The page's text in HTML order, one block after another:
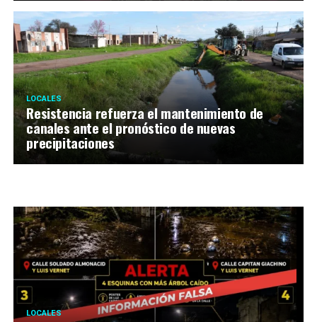
LOCALES
Resistencia refuerza el mantenimiento de
canales ante el pronóstico de nuevas
precipitaciones
LOCALES